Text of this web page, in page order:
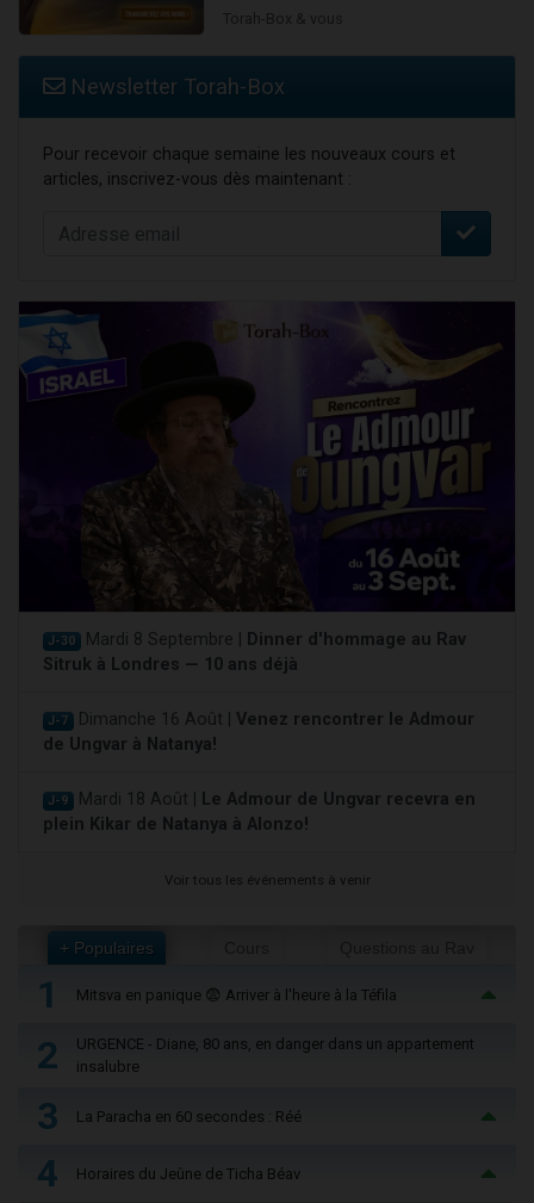
Newsletter Torah-Box
Pour recevoir chaque semaine les nouveaux cours et
articles, inscrivez-vous dès maintenant :
J-30 Mardi 8 Septembre |
Dinner d'hommage au Rav
Sitruk à Londres — 10 ans déjà
J-7 Dimanche 16 Août | Venez rencontrer le Admour
de Ungvar à Natanya!
J-9 Mardi 18 Août |
Le Admour de Ungvar recevra en
plein Kikar de Natanya à Alonzo!
Voir tous les événements à venir
+ Populaires
1 Mitsva en panique 😨 Arriver à l'heure à la Téfila
2
URGENCE - Diane, 80 ans, en danger dans un appartement
insalubre
3 La Paracha en 60 secondes : Réé
4 Horaires du Jeûne de Ticha Béav